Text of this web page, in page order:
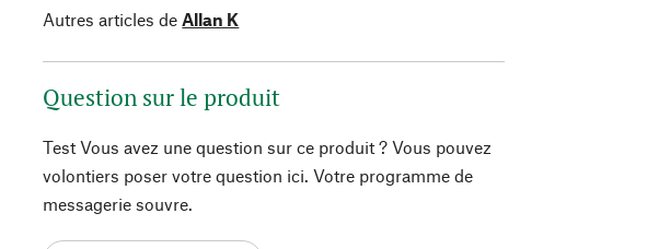
Autres articles de Allan K
Question sur le produit
Test Vous avez une question sur ce produit ? Vous pouvez
volontiers poser votre question ici. Votre programme de
messagerie souvre.